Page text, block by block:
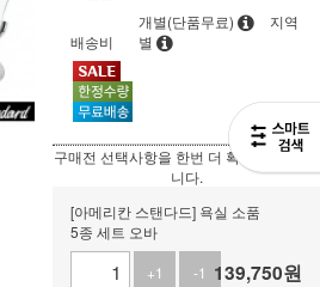
배송비
개별(단품무료)
지역
별
구매전 선택사항을 한번 더 확인 부탁 드립
니다.
[아메리칸 스탠다드] 욕실 소품
5종 세트 오바
+1
-1 139,750원